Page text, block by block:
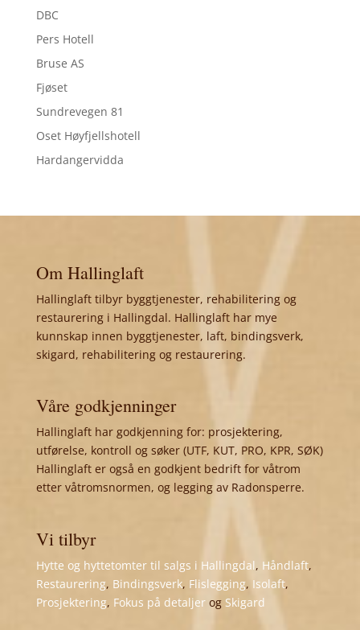
DBC
Pers Hotell
Bruse AS
Fjøset
Sundrevegen 81
Oset Høyfjellshotell
Hardangervidda
Om Hallinglaft
Hallinglaft tilbyr byggtjenester, rehabilitering og
restaurering i Hallingdal. Hallinglaft har mye
kunnskap innen byggtjenester, laft, bindingsverk,
skigard, rehabilitering og restaurering.
Våre godkjenninger
Hallinglaft har godkjenning for: prosjektering,
utførelse, kontroll og søker (UTF, KUT, PRO, KPR, SØK)
Hallinglaft er også en godkjent bedrift for våtrom
etter våtromsnormen, og legging av Radonsperre.
Vi tilbyr
Hytte og hyttetomter til salgs i Hallingdal, Håndlaft,
Restaurering, Bindingsverk, Flislegging, Isolaft,
Prosjektering, Fokus på detaljerog Skigard